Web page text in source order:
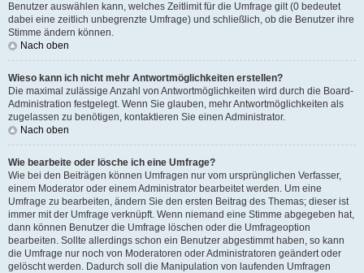
Benutzer auswählen kann, welches Zeitlimit für die Umfrage gilt (0 bedeutet
dabei eine zeitlich unbegrenzte Umfrage) und schließlich, ob die Benutzer ihre
Stimme ändern können.
Nach oben
Wieso kann ich nicht mehr Antwortmöglichkeiten erstellen?
Die maximal zulässige Anzahl von Antwortmöglichkeiten wird durch die Board-
Administration festgelegt. Wenn Sie glauben, mehr Antwortmöglichkeiten als
zugelassen zu benötigen, kontaktieren Sie einen Administrator.
Nach oben
Wie bearbeite oder lösche ich eine Umfrage?
Wie bei den Beiträgen können Umfragen nur vom ursprünglichen Verfasser,
einem Moderator oder einem Administrator bearbeitet werden. Um eine
Umfrage zu bearbeiten, ändern Sie den ersten Beitrag des Themas; dieser ist
immer mit der Umfrage verknüpft. Wenn niemand eine Stimme abgegeben hat,
dann können Benutzer die Umfrage löschen oder die Umfrageoption
bearbeiten. Sollte allerdings schon ein Benutzer abgestimmt haben, so kann
die Umfrage nur noch von Moderatoren oder Administratoren geändert oder
gelöscht werden. Dadurch soll die Manipulation von laufenden Umfragen